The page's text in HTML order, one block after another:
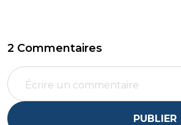
2 Commentaires
PUBLIER